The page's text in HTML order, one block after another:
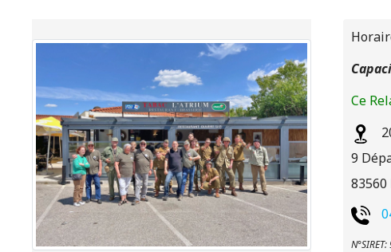
Ce
9
83560